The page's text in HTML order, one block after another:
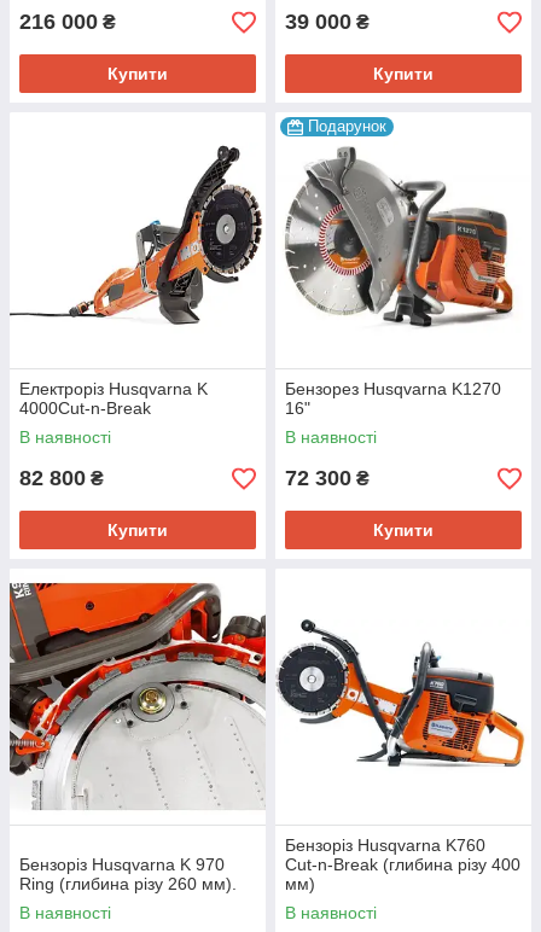
216 000 ₴
Купити
39 000 ₴
Купити
Електроріз Husqvarna K
4000Cut-n-Break
В наявності
82 800 ₴
Купити
Подарунок
Бензорез Husqvarna K1270
16"
В наявності
72 300 ₴
Купити
Бензоріз Husqvarna K 970
Ring (глибина різу 260 мм).
В наявності
Бензоріз Husqvarna K760
Cut-n-Break (глибина різу 400
мм)
В наявності